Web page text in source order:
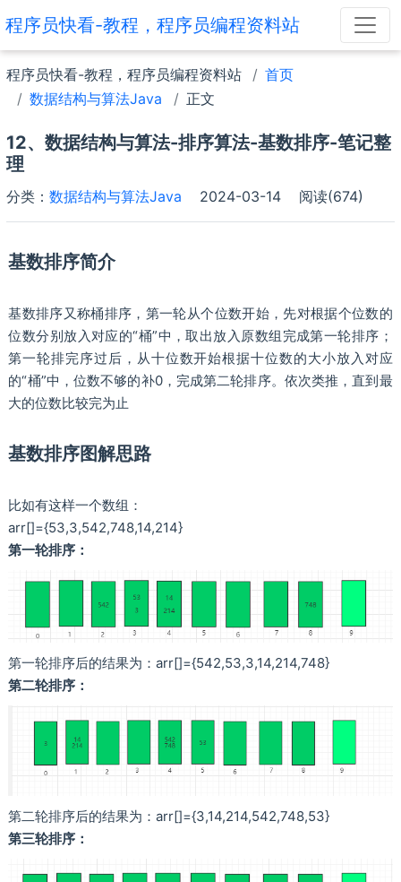
程序员快看-教程，程序员编程资料站
程序员快看-教程，程序员编程资料站
首页
数据结构与算法Java
正文
12、数据结构与算法-排序算法-基数排序-笔记整
理
分类： 数据结构与算法Java 2024-03-14 阅读(674)
基数排序简介
基数排序又称桶排序，第一轮从个位数开始，先对根据个位数的
位数分别放入对应的“桶”中，取出放入原数组完成第一轮排序；
第一轮排完序过后，从十位数开始根据十位数的大小放入对应
的“桶”中，位数不够的补0，完成第二轮排序。依次类推，直到最
大的位数比较完为止
基数排序图解思路
比如有这样一个数组：
arr[]={53,3,542,748,14,214}
第一轮排序：
第一轮排序后的结果为：arr[]={542,53,3,14,214,748}
第二轮排序：
第二轮排序后的结果为：arr[]={3,14,214,542,748,53}
第三轮排序：